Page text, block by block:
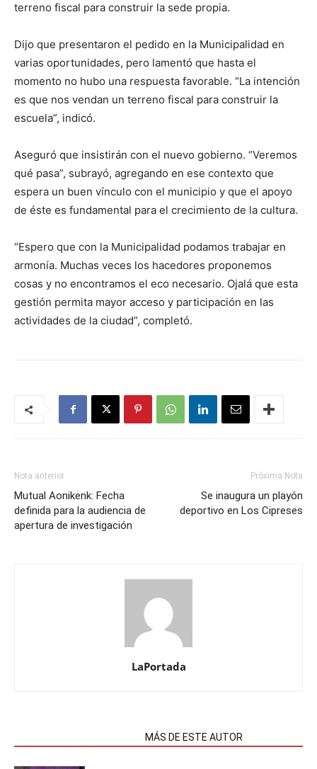
terreno fiscal para construir la sede propia.
Dijo que presentaron el pedido en la Municipalidad en
varias oportunidades, pero lamentó que hasta el
momento no hubo una respuesta favorable. “La intención
es que nos vendan un terreno fiscal para construir la
escuela”, indicó.
Aseguró que insistirán con el nuevo gobierno. “Veremos
qué pasa”, subrayó, agregando en ese contexto que
espera un buen vínculo con el municipio y que el apoyo
de éste es fundamental para el crecimiento de la cultura.
“Espero que con la Municipalidad podamos trabajar en
armonía. Muchas veces los hacedores proponemos
cosas y no encontramos el eco necesario. Ojalá que esta
gestión permita mayor acceso y participación en las
actividades de la ciudad”, completó.
Nota anterior
Mutual Aonikenk: Fecha
definida para la audiencia de
apertura de investigación
Próxima Nota
Se inaugura un playón
deportivo en Los Cipreses
LaPortada
MÁS DE ESTE AUTOR